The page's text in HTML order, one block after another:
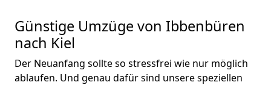
Günstige Umzüge von Ibbenbüren
nach Kiel
Der Neuanfang sollte so stressfrei wie nur möglich
ablaufen. Und genau dafür sind unsere speziellen